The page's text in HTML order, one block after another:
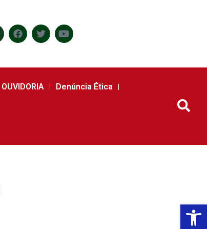
OUVIDORIA Denúncia Ética